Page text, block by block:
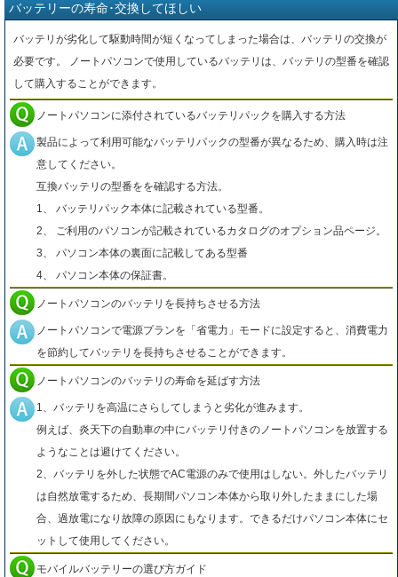
バッテリーの寿命･交換してほしい
バッテリが劣化して駆動時間が短くなってしまった場合は、バッテリの交換が
必要です。 ノートパソコンで使用しているバッテリは、バッテリの型番を確認
して購入することができます。
ノートパソコンに添付されているバッテリパックを購入する方法
製品によって利用可能なバッテリパックの型番が異なるため、購入時は注
意してください。
互換バッテリの型番をを確認する方法。
1、 バッテリパック本体に記載されている型番。
2、 ご利用のパソコンが記載されているカタログのオプション品ページ。
3、 パソコン本体の裏面に記載してある型番
4、 パソコン本体の保証書。
ノートパソコンのバッテリを長持ちさせる方法
ノートパソコンで電源プランを「省電力」モードに設定すると、消費電力
を節約してバッテリを長持ちさせることができます。
ノートパソコンのバッテリの寿命を延ばす方法
1、バッテリを高温にさらしてしまうと劣化が進みます。
例えば、炎天下の自動車の中にバッテリ付きのノートパソコンを放置する
ようなことは避けてください。
2、バッテリを外した状態でAC電源のみで使用はしない。外したバッテリ
は自然放電するため、長期間パソコン本体から取り外したままにした場
合、過放電になり故障の原因にもなります。できるだけパソコン本体にセ
ットして使用してください。
モバイルバッテリーの選び方ガイド